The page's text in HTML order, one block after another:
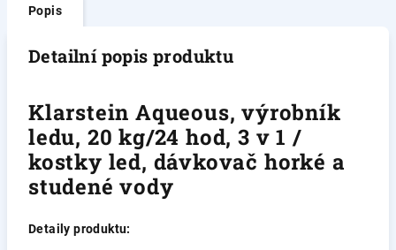
Popis
Detailní popis produktu
Klarstein Aqueous, výrobník
ledu, 20 kg/24 hod, 3 v 1 /
kostky led, dávkovač horké a
studené vody
Detaily produktu: